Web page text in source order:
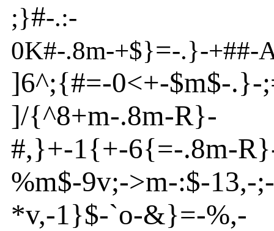
;}#-.:-
0K#-.8m-+$}=-.}-+##-
]6^;{#=-0<+-$m$-.}-
]/{^8+m-.8m-R}-
#,}+-1{+-6{=-.8m-R}
%m$-9v;->m-:$-13,-;-
*v,-1}$-`o-&}=-%,-